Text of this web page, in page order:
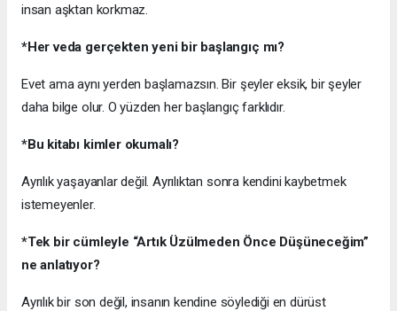
insan aşktan korkmaz.
*Her veda gerçekten yeni bir başlangıç mı?
Evet ama aynı yerden başlamazsın. Bir şeyler eksik, bir şeyler
daha bilge olur. O yüzden her başlangıç farklıdır.
*Bu kitabı kimler okumalı?
Ayrılık yaşayanlar değil. Ayrılıktan sonra kendini kaybetmek
istemeyenler.
*Tek bir cümleyle “Artık Üzülmeden Önce Düşüneceğim”
ne anlatıyor?
Ayrılık bir son değil, insanın kendine söylediği en dürüst